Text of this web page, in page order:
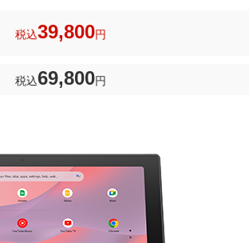
税込39,800円
税込69,800円